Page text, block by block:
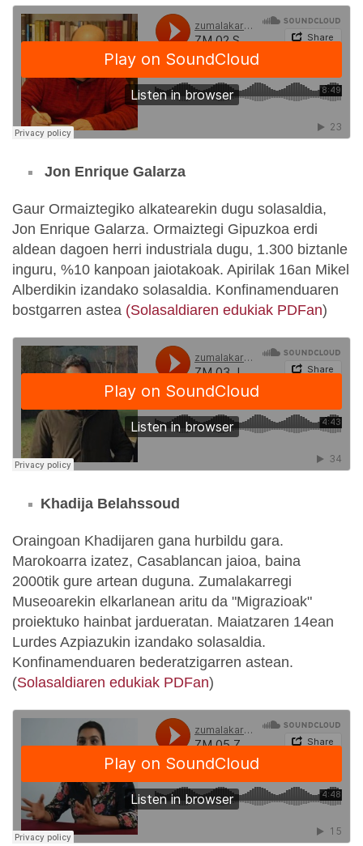
Jon Enrique Galarza
Gaur Ormaiztegiko alkatearekin dugu solasaldia,
Jon Enrique Galarza. Ormaiztegi Gipuzkoa erdi
aldean dagoen herri industriala dugu, 1.300 biztanle
inguru, %10 kanpoan jaiotakoak. Apirilak 16an Mikel
Alberdikin izandako solasaldia. Konfinamenduaren
bostgarren astea (Solasaldiaren edukiak PDFan)
Khadija Belahssoud
Oraingoan Khadijaren gana hurbildu gara.
Marokoarra izatez, Casablancan jaioa, baina
2000tik gure artean duguna. Zumalakarregi
Museoarekin elkarlanean aritu da "Migrazioak"
proiektuko hainbat jardueratan. Maiatzaren 14ean
Lurdes Azpiazukin izandako solasaldia.
Konfinamenduaren bederatzigarren astean.
(Solasaldiaren edukiak PDFan)